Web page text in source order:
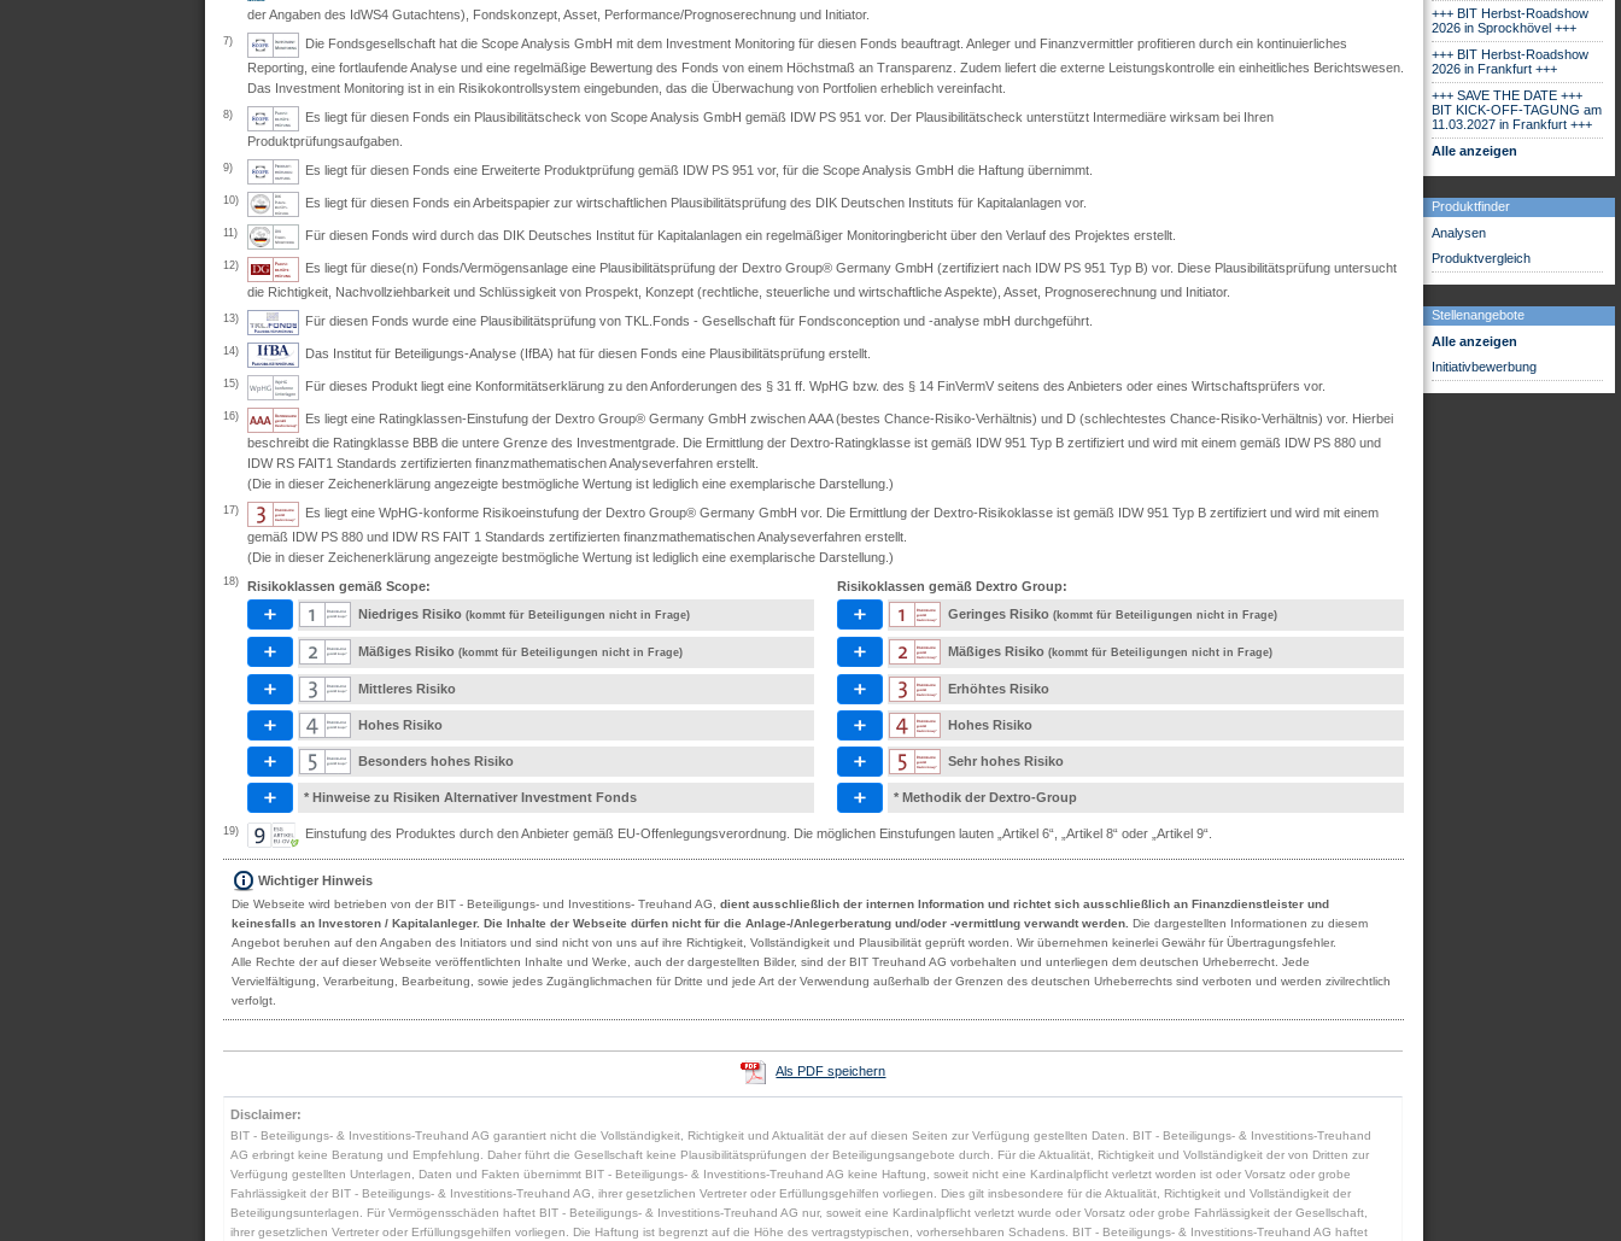
+++ BIT Herbst-Roadshow
2026 in Sprockhövel +++
+++ BIT Herbst-Roadshow
2026 in Frankfurt +++
+++ SAVE THE DATE +++
BIT KICK-OFF-TAGUNG am
11.03.2027 in Frankfurt +++
Alle anzeigen
Produktfinder
Analysen
Produktvergleich
Stellenangebote
Alle anzeigen
Initiativbewerbung
der Angaben des IdWS4 Gutachtens), Fondskonzept, Asset, Performance/Prognoserechnung und Initiator.
7)
Die Fondsgesellschaft hat die Scope Analysis GmbH mit dem Investment Monitoring für diesen Fonds beauftragt. Anleger und Finanzvermittler profitieren durch ein kontinuierliches
Reporting, eine fortlaufende Analyse und eine regelmäßige Bewertung des Fonds von einem Höchstmaß an Transparenz. Zudem liefert die externe Leistungskontrolle ein einheitliches Berichtswesen.
Das Investment Monitoring ist in ein Risikokontrollsystem eingebunden, das die Überwachung von Portfolien erheblich vereinfacht.
8)
Es liegt für diesen Fonds ein Plausibilitätscheck von Scope Analysis GmbH gemäß IDW PS 951 vor. Der Plausibilitätscheck unterstützt Intermediäre wirksam bei Ihren
Produktprüfungsaufgaben.
9) Es liegt für diesen Fonds eine Erweiterte Produktprüfung gemäß IDW PS 951 vor, für die Scope Analysis GmbH die Haftung übernimmt.
10) Es liegt für diesen Fonds ein Arbeitspapier zur wirtschaftlichen Plausibilitätsprüfung des DIK Deutschen Instituts für Kapitalanlagen vor.
11) Für diesen Fonds wird durch das DIK Deutsches Institut für Kapitalanlagen ein regelmäßiger Monitoringbericht über den Verlauf des Projektes erstellt.
12)
Es liegt für diese(n) Fonds/Vermögensanlage eine Plausibilitätsprüfung der Dextro Group® Germany GmbH (zertifiziert nach IDW PS 951 Typ B) vor. Diese Plausibilitätsprüfung untersucht
die Richtigkeit, Nachvollziehbarkeit und Schlüssigkeit von Prospekt, Konzept (rechtliche, steuerliche und wirtschaftliche Aspekte), Asset, Prognoserechnung und Initiator.
13) Für diesen Fonds wurde eine Plausibilitätsprüfung von TKL.Fonds - Gesellschaft für Fondsconception und -analyse mbH durchgeführt.
14) Das Institut für Beteiligungs-Analyse (IfBA) hat für diesen Fonds eine Plausibilitätsprüfung erstellt.
15) Für dieses Produkt liegt eine Konformitätserklärung zu den Anforderungen des § 31 ff. WpHG bzw. des § 14 FinVermV seitens des Anbieters oder eines Wirtschaftsprüfers vor.
16)
Es liegt eine Ratingklassen-Einstufung der Dextro Group® Germany GmbH zwischen AAA (bestes Chance-Risiko-Verhältnis) und D (schlechtestes Chance-Risiko-Verhältnis) vor. Hierbei
beschreibt die Ratingklasse BBB die untere Grenze des Investmentgrade. Die Ermittlung der Dextro-Ratingklasse ist gemäß IDW 951 Typ B zertifiziert und wird mit einem gemäß IDW PS 880 und
IDW RS FAIT1 Standards zertifizierten finanzmathematischen Analyseverfahren erstellt.
(Die in dieser Zeichenerklärung angezeigte bestmögliche Wertung ist lediglich eine exemplarische Darstellung.)
17)
Es liegt eine WpHG-konforme Risikoeinstufung der Dextro Group® Germany GmbH vor. Die Ermittlung der Dextro-Risikoklasse ist gemäß IDW 951 Typ B zertifiziert und wird mit einem
gemäß IDW PS 880 und IDW RS FAIT 1 Standards zertifizierten finanzmathematischen Analyseverfahren erstellt.
(Die in dieser Zeichenerklärung angezeigte bestmögliche Wertung ist lediglich eine exemplarische Darstellung.)
18)
Risikoklassen gemäß Scope:
Niedriges Risiko (kommt für Beteiligungen nicht in Frage)
Mäßiges Risiko (kommt für Beteiligungen nicht in Frage)
Mittleres Risiko
Hohes Risiko
Besonders hohes Risiko
* Hinweise zu Risiken Alternativer Investment Fonds
Risikoklassen gemäß Dextro Group:
Geringes Risiko(kommt für Beteiligungen nicht in Frage)
Mäßiges Risiko(kommt für Beteiligungen nicht in Frage)
Erhöhtes Risiko
Hohes Risiko
Sehr hohes Risiko
* Methodik der Dextro-Group
19) Einstufung des Produktes durch den Anbieter gemäß EU-Offenlegungsverordnung. Die möglichen Einstufungen lauten „Artikel 6“, „Artikel 8“ oder „Artikel 9“.
Wichtiger Hinweis
Die Webseite wird betrieben von der BIT - Beteiligungs- und Investitions- Treuhand AG, dient ausschließlich der internen Information und richtet sich ausschließlich an Finanzdienstleister und
keinesfalls an Investoren / Kapitalanleger. Die Inhalte der Webseite dürfen nicht für die Anlage-/Anlegerberatung und/oder -vermittlung verwandt werden. Die dargestellten Informationen zu diesem
Angebot beruhen auf den Angaben des Initiators und sind nicht von uns auf ihre Richtigkeit, Vollständigkeit und Plausibilität geprüft worden. Wir übernehmen keinerlei Gewähr für Übertragungsfehler.
Alle Rechte der auf dieser Webseite veröffentlichten Inhalte und Werke, auch der dargestellten Bilder, sind der BIT Treuhand AG vorbehalten und unterliegen dem deutschen Urheberrecht. Jede
Vervielfältigung, Verarbeitung, Bearbeitung, sowie jedes Zugänglichmachen für Dritte und jede Art der Verwendung außerhalb der Grenzen des deutschen Urheberrechts sind verboten und werden zivilrechtlich
verfolgt.
Als PDF speichern
Disclaimer:
BIT - Beteiligungs- & Investitions-Treuhand AG garantiert nicht die Vollständigkeit, Richtigkeit und Aktualität der auf diesen Seiten zur Verfügung gestellten Daten. BIT - Beteiligungs- & Investitions-Treuhand
AG erbringt keine Beratung und Empfehlung. Daher führt die Gesellschaft keine Plausibilitätsprüfungen der Beteiligungsangebote durch. Für die Aktualität, Richtigkeit und Vollständigkeit der von Dritten zur
Verfügung gestellten Unterlagen, Daten und Fakten übernimmt BIT - Beteiligungs- & Investitions-Treuhand AG keine Haftung, soweit nicht eine Kardinalpflicht verletzt worden ist oder Vorsatz oder grobe
Fahrlässigkeit der BIT - Beteiligungs- & Investitions-Treuhand AG, ihrer gesetzlichen Vertreter oder Erfüllungsgehilfen vorliegen. Dies gilt insbesondere für die Aktualität, Richtigkeit und Vollständigkeit der
Beteiligungsunterlagen. Für Vermögensschäden haftet BIT - Beteiligungs- & Investitions-Treuhand AG nur, soweit eine Kardinalpflicht verletzt wurde oder Vorsatz oder grobe Fahrlässigkeit der Gesellschaft,
ihrer gesetzlichen Vertreter oder Erfüllungsgehilfen vorliegen. Die Haftung ist begrenzt auf die Höhe des vertragstypischen, vorhersehbaren Schadens. BIT - Beteiligungs- & Investitions-Treuhand AG haftet